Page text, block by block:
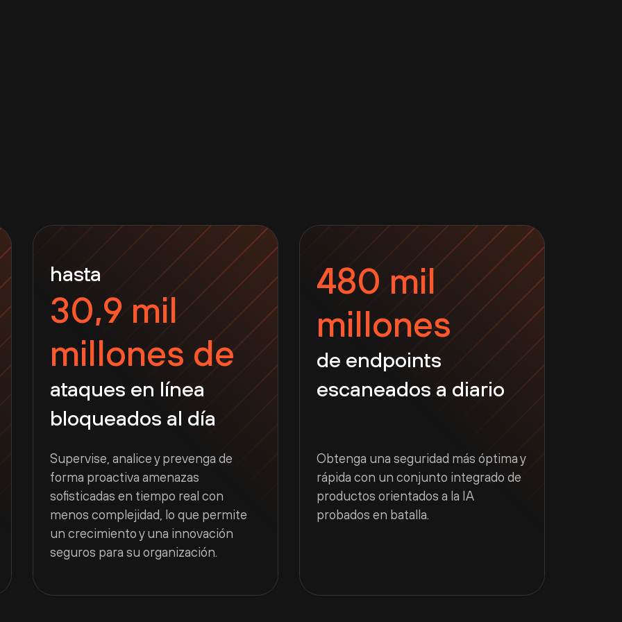
hasta
30,9 mil
millones de
ataques en línea
bloqueados al día
Supervise, analice y prevenga de
forma proactiva amenazas
sofisticadas en tiempo real con
menos complejidad, lo que permite
un crecimiento y una innovación
seguros para su organización.
480 mil
millones
de endpoints
escaneados a diario
Obtenga una seguridad más óptima y
rápida con un conjunto integrado de
productos orientados a la IA
probados en batalla.